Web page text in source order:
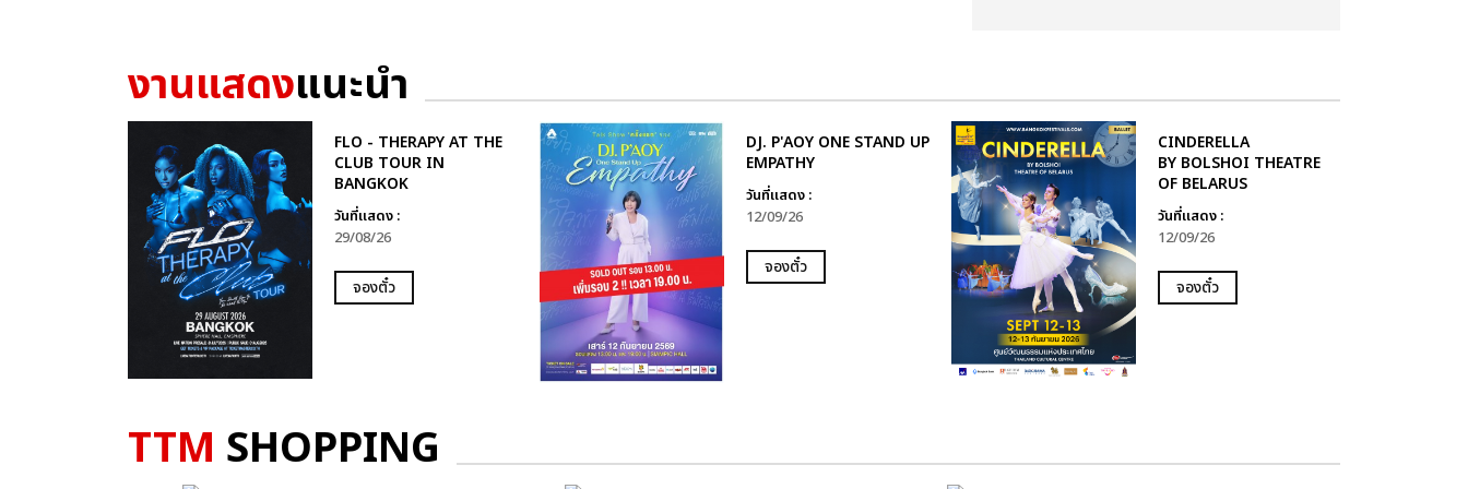
งานแสดงแนะนำ
FLO - THERAPY AT THE
CLUB TOUR IN
BANGKOK
วันที่แสดง :
29/08/26
จองตั๋ว
DJ. P'AOY ONE STAND UP
EMPATHY
วันที่แสดง :
12/09/26
จองตั๋ว
CINDERELLA
BY BOLSHOI THEATRE
OF BELARUS
วันที่แสดง :
12/09/26
จองตั๋ว
TTM SHOPPING